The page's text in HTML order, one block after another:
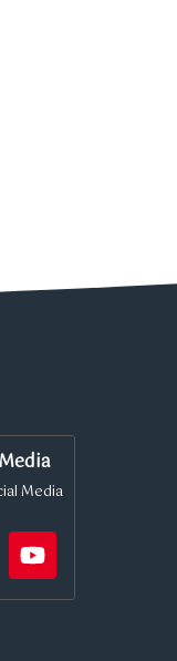
Media